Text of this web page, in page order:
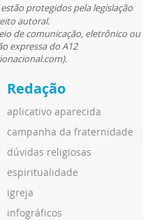
protegidos pela legislação
autoral.
de comunicação, eletrônico ou
expressa do A12
Redação
aplicativo aparecida
campanha da fraternidade
dúvidas religiosas
espiritualidade
igreja
infográficos